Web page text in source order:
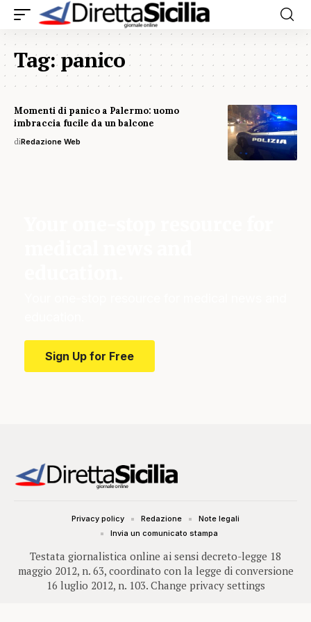
Tag:panico
Momenti di panico a Palermo: uomo
imbraccia fucile da un balcone
diRedazione Web
Sign Up for Free
Testata giornalistica online ai sensi decreto-legge 18
maggio 2012, n. 63, coordinato con la legge di conversione
16 luglio 2012, n. 103. Change privacy settings
Privacy policy Redazione
Note legali
Invia un comunicato stampa